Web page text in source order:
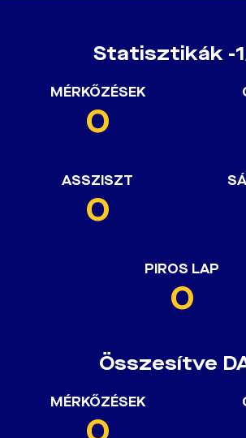
Statisztikák -
MÉRKŐZÉSEK
0
ASSZISZT
0
PIROS LAP
0
Összesítve
MÉRKŐZÉSEK